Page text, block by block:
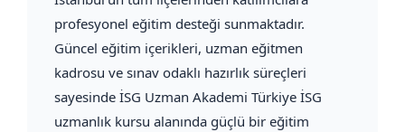
profesyonel eğitim desteği sunmaktadır.
Güncel eğitim içerikleri, uzman eğitmen
kadrosu ve sınav odaklı hazırlık süreçleri
sayesinde İSG Uzman Akademi Türkiye İSG
uzmanlık kursu alanında güçlü bir eğitim